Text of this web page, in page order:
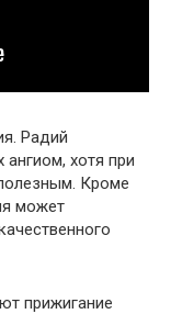
Радий
хотя при
Кроме
может
прижигание